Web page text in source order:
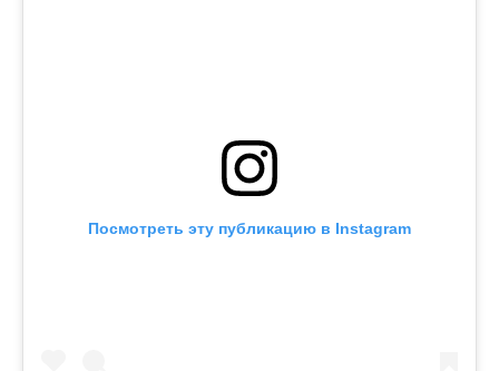
Посмотреть эту публикацию в Instagram